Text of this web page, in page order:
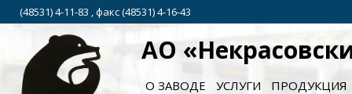
(48531) 4-11-83 , факс (48531) 4-16-43
АО
О ЗАВОДЕ УСЛУГИ ПРОДУКЦИЯ